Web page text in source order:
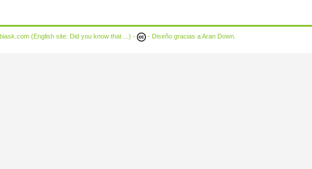
(English site: Did you know that ... ) - - Diseño gracias aAran Down